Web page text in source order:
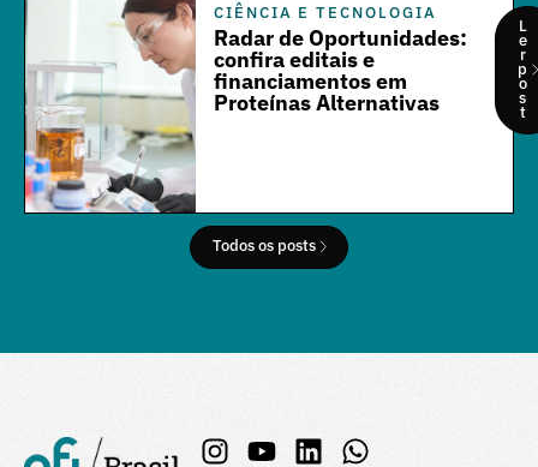
CIÊNCIA E TECNOLOGIA
Radar de Oportunidades:
confira editais e
financiamentos em
Proteínas Alternativas
L
e
r
p
o
s
t
Todos os posts